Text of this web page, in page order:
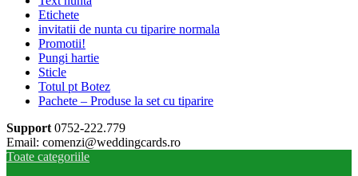
Etichete
invitatii de nunta cu tiparire normala
Promotii!
Pungi hartie
Sticle
Totul pt Botez
Pachete – Produse la set cu tiparire
Support 0752-222.779
Email: comenzi@weddingcards.ro
Toate categoriile